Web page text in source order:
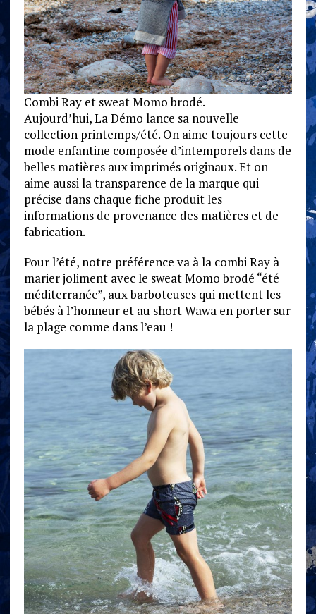
Combi Ray et sweat Momo brodé.
Aujourd’hui, La Démo lance sa nouvelle
collection printemps/été. On aime toujours cette
mode enfantine composée d’intemporels dans de
belles matières aux imprimés originaux. Et on
aime aussi la transparence de la marque qui
précise dans chaque fiche produit les
informations de provenance des matières et de
fabrication.
Pour l’été, notre préférence va à la combi Ray à
marier joliment avec le sweat Momo brodé “été
méditerranée”, aux barboteuses qui mettent les
bébés à l’honneur et au short Wawa en porter sur
la plage comme dans l’eau !